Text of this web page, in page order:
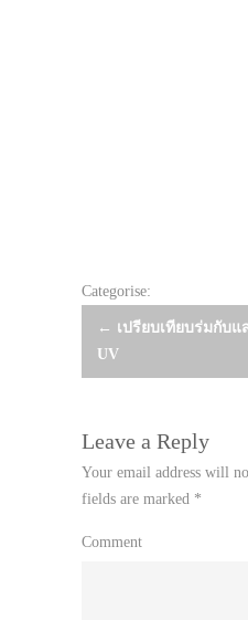
Categorise:
Post
navigation
← เปรียบเทียบร่มกับ
UV
Leave a Reply
Your email address will
fields are marked *
Comment